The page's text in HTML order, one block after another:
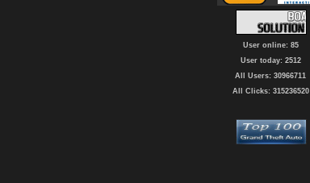
User online: 85
User today: 2512
All Users: 30966711
All Clicks: 315236520